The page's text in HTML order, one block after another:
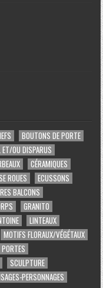
BOUTONS DE PORTE
OU DISPARUS
CÉRAMIQUES
ROUES
ECUSSONS
BALCONS
GRANITO
LINTEAUX
MOTIFS FLORAUX/VÉGÉTAUX
PORTES
SCULPTURE
PERSONNAGES